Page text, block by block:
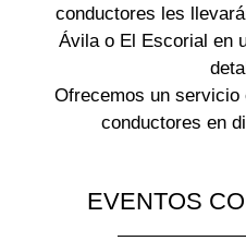
conductores les
Ávila o El Escorial en
Ofrecemos un
conductores en
EVENTOS